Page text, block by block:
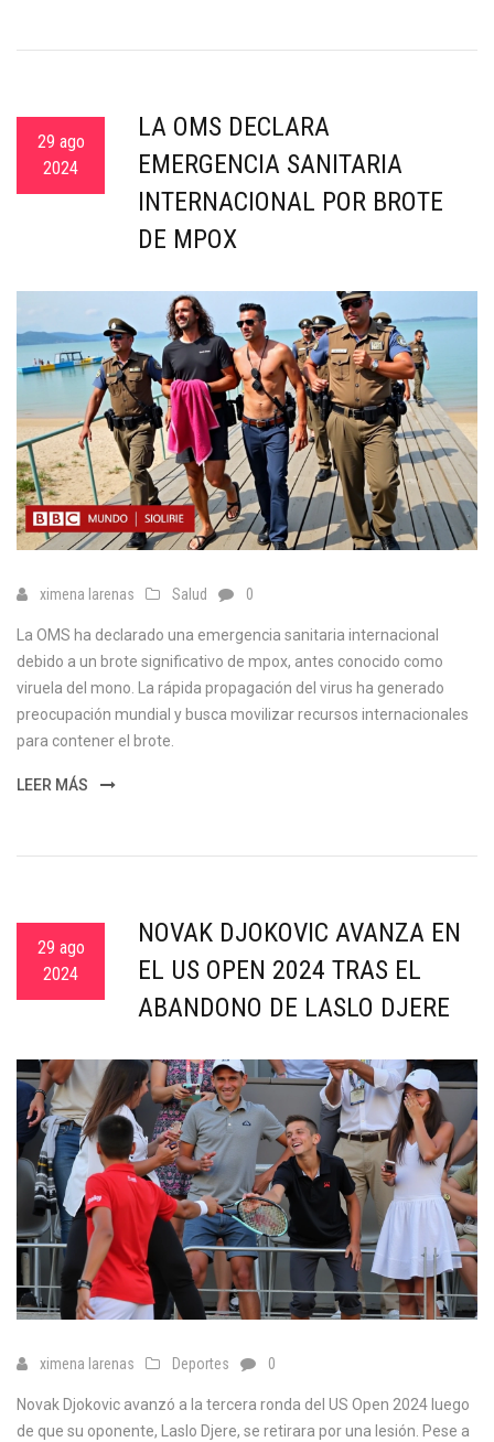
29 ago
2024
LA OMS DECLARA
EMERGENCIA SANITARIA
INTERNACIONAL POR BROTE
DE MPOX
ximena larenas Salud 0
La OMS ha declarado una emergencia sanitaria internacional
debido a un brote significativo de mpox, antes conocido como
viruela del mono. La rápida propagación del virus ha generado
preocupación mundial y busca movilizar recursos internacionales
para contener el brote.
LEER MÁS
29 ago
2024
NOVAK DJOKOVIC AVANZA EN
EL US OPEN 2024 TRAS EL
ABANDONO DE LASLO DJERE
ximena larenas Deportes 0
Novak Djokovic avanzó a la tercera ronda del US Open 2024 luego
de que su oponente, Laslo Djere, se retirara por una lesión. Pese a